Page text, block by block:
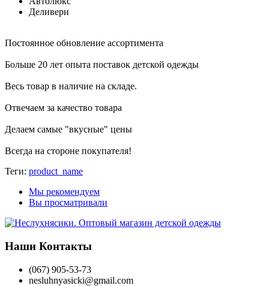
Деливери
Постоянное обновление ассортимента
Больше 20 лет опыта поставок детской одежды
Весь товар в наличие на складе.
Отвечаем за качество товара
Делаем самые "вкусные" цены
Всегда на стороне покупателя!
Теги: product_name
Мы рекомендуем
Вы просматривали
Наши Контакты
(067) 905-53-73
nesluhnyasicki@gmail.com